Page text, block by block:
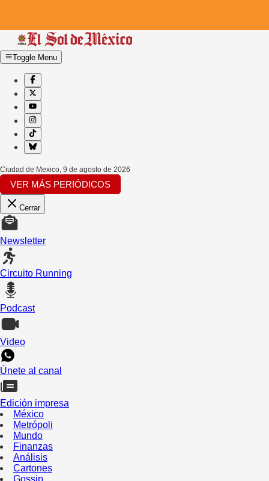
Toggle Menu
Ciudad de Mexico, 9 de agosto de 2026
VER MÁS PERIÓDICOS
Cerrar
Newsletter
Circuito Running
Podcast
Video
Únete al canal
Edición impresa
México
Metrópoli
Mundo
Finanzas
Análisis
Cartones